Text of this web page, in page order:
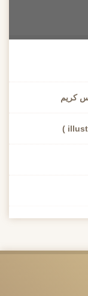
كريم